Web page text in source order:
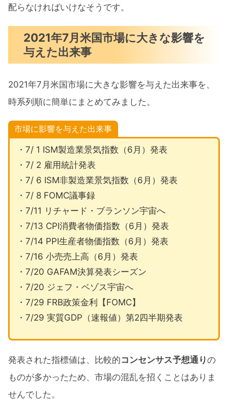
配らなければいけなそうです。
2021年7月米国市場に大きな影響を
与えた出来事
2021年7月米国市場に大きな影響を与えた出来事を、
時系列順に簡単にまとめてみました。
市場に影響を与えた出来事
・7/ 1 ISM製造業景気指数（6月）発表
・7/ 2 雇用統計発表
・7/ 6 ISM非製造業景気指数（6月）発表
・7/ 8 FOMC議事録
・7/11 リチャード・ブランソン宇宙へ
・7/13 CPI消費者物価指数（6月）発表
・7/14 PPI生産者物価指数（6月）発表
・7/16 小売売上高（6月）発表
・7/20 GAFAM決算発表シーズン
・7/20 ジェフ・ベゾス宇宙へ
・7/29 FRB政策金利【FOMC】
・7/29 実質GDP（速報値）第2四半期発表
発表された指標値は、比較的コンセンサス予想通りの
ものが多かったため、市場の混乱を招くことはありま
せんでした。